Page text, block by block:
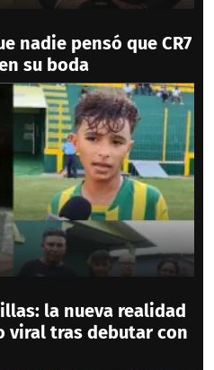
nadie pensó que CR7
su boda
la nueva realidad
viral tras debutar con